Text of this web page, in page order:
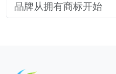
品牌从拥有商标开始